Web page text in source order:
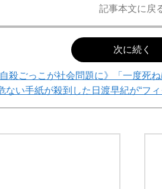
記事本文に戻
次に続く
自殺ごっこが社会問題に》「一度死
ない手紙が殺到した日渡早紀が“フ